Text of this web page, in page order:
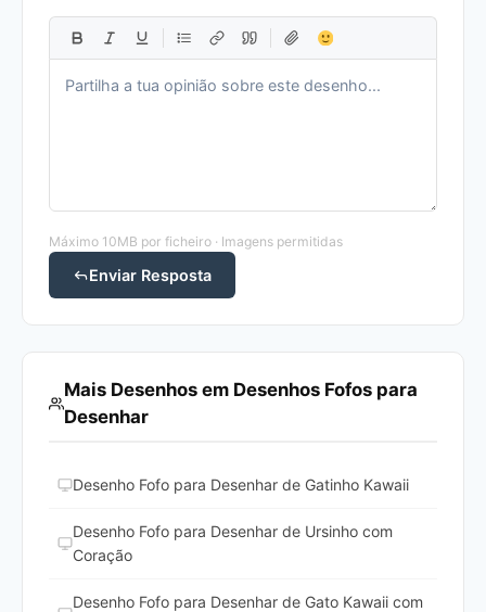
Máximo 10MB por ficheiro · Imagens permitidas
Enviar Resposta
Mais Desenhos em Desenhos Fofos para
Desenhar
Desenho Fofo para Desenhar de Gatinho Kawaii
Desenho Fofo para Desenhar de Ursinho com
Coração
Desenho Fofo para Desenhar de Gato Kawaii com